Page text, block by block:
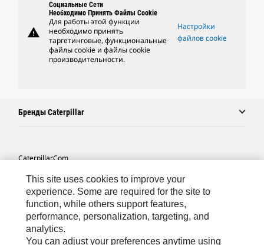
warning
Социальные Сети
Необходимо Принять Файлы Cookie
Для работы этой функции
необходимо принять
таргетинговые, функциональные
файлы cookie и файлы cookie
производительности.
Настройки
файлов cookie
Бренды Caterpillar
Caterpillar.com
Связаться С Caterpillar
Карта Сайта
Cookie Settings
Юридическая Информация
This site uses cookies to improve your
experience. Some are required for the site to
function, while others support features,
performance, personalization, targeting, and
analytics.
You can adjust your preferences anytime using